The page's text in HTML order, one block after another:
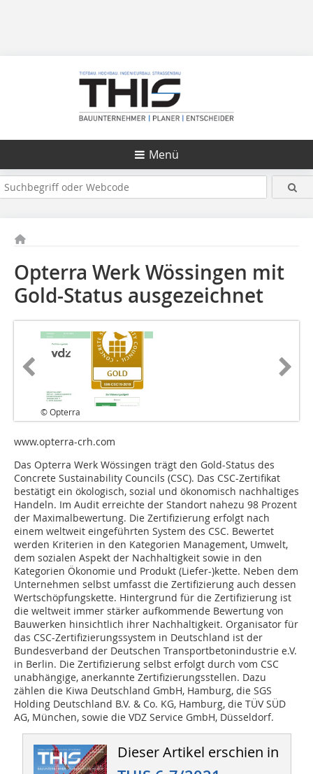
Menü
Opterra Werk Wössingen mit
Gold-Status ausgezeichnet
© Opterra
www.opterra-crh.com
Das Opterra Werk Wössingen trägt den Gold-Status des
Concrete Sustainability Councils (CSC). Das CSC-Zertifikat
bestätigt ein ökologisch, sozial und ökonomisch nachhaltiges
Handeln. Im Audit erreichte der Standort nahezu 98 Prozent
der Maximalbewertung. Die Zertifizierung erfolgt nach
einem weltweit eingeführten System des CSC. Bewertet
werden Kriterien in den Kategorien Management, Umwelt,
dem sozialen Aspekt der Nachhaltigkeit sowie in den
Kategorien Ökonomie und Produkt (Liefer-)kette. Neben dem
Unternehmen selbst umfasst die Zertifizierung auch dessen
Wertschöpfungskette. Hintergrund für die Zertifizierung ist
die weltweit immer stärker aufkommende Bewertung von
Bauwerken hinsichtlich ihrer Nachhaltigkeit. Organisator für
das CSC-Zertifizierungssystem in Deutschland ist der
Bundesverband der Deutschen Transportbetonindustrie e.V.
in Berlin. Die Zertifizierung selbst erfolgt durch vom CSC
unabhängige, anerkannte Zertifizierungsstellen. Dazu
zählen die Kiwa Deutschland GmbH, Hamburg, die SGS
Holding Deutschland B.V. & Co. KG, Hamburg, die TÜV SÜD
AG, München, sowie die VDZ Service GmbH, Düsseldorf.
Dieser Artikel erschien in